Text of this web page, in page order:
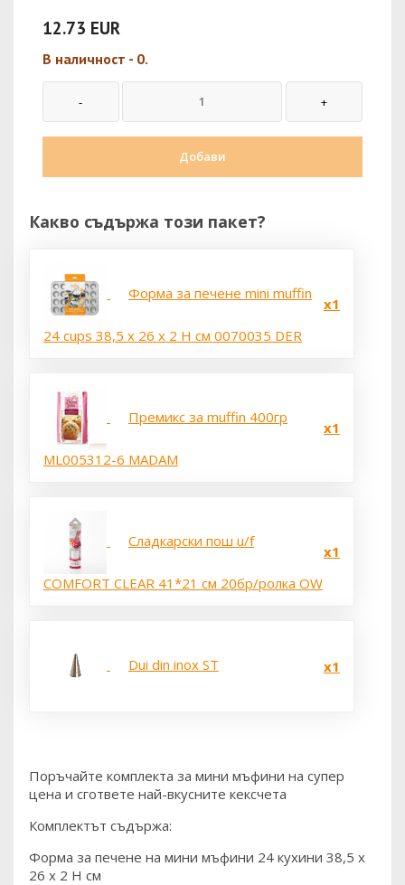
12.73 EUR
В наличност - 0.
Добави
Какво съдържа този пакет?
Форма за печене mini muffin
24 cups 38,5 x 26 x 2 H см 0070035 DER
x1
Премикс за muffin 400гр
ML005312-6 MADAM
x1
Сладкарски пош u/f
COMFORT CLEAR 41*21 см 20бр/ролка OW
x1
Dui din inox ST x1
Поръчайте комплекта за мини мъфини на супер
цена и сгответе най-вкусните кексчета
Комплектът съдържа:
Форма за печене на мини мъфини 24 кухини 38,5 x
26 x 2 H см